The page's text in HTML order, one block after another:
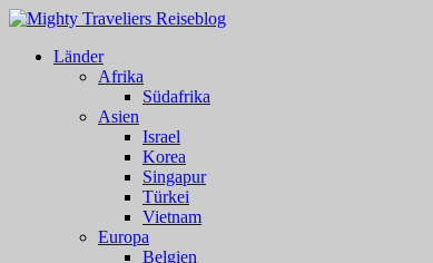
Länder
Afrika
Südafrika
Asien
Israel
Korea
Singapur
Türkei
Vietnam
Europa
Belgien